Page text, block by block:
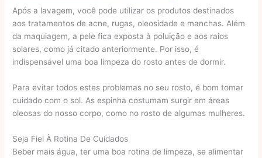
Após a lavagem, você pode utilizar os produtos destinados
aos tratamentos de acne, rugas, oleosidade e manchas. Além
da maquiagem, a pele fica exposta à poluição e aos raios
solares, como já citado anteriormente. Por isso, é
indispensável uma boa limpeza do rosto antes de dormir.
Para evitar todos estes problemas no seu rosto, é bom tomar
cuidado com o sol. As espinha costumam surgir em áreas
oleosas do nosso corpo, como no rosto de algumas mulheres.
Seja Fiel À Rotina De Cuidados
Beber mais água, ter uma boa rotina de limpeza, se alimentar